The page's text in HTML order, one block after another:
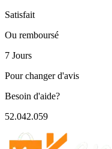
Satisfait
Ou remboursé
7 Jours
Pour changer d'avis
Besoin d'aide?
52.042.059